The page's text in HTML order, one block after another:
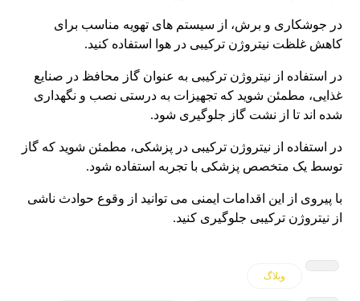
در جوشکاری و برش، از سیستم های تهویه مناسب برای
کاهش غلظت نیتروژن ترکیبی در هوا استفاده کنید.
در استفاده از نیتروژن ترکیبی به عنوان گاز محافظ در صنایع
غذایی، مطمئن شوید که تجهیزات به درستی نصب و نگهداری
شده اند تا از نشت گاز جلوگیری شود.
در استفاده از نیتروژن ترکیبی در پزشکی، مطمئن شوید که گاز
توسط یک متخصص پزشکی با تجربه استفاده شود.
با پیروی از این اقدامات ایمنی می توانید از وقوع حوادث ناشی
از نیتروژن ترکیبی جلوگیری کنید.
وبلاگ